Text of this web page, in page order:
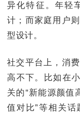
异化特征。年轻
计；而家庭用户
型设计。
社交平台上，消
高不下。比如在
关的“新能源颜值
值对比”等相关